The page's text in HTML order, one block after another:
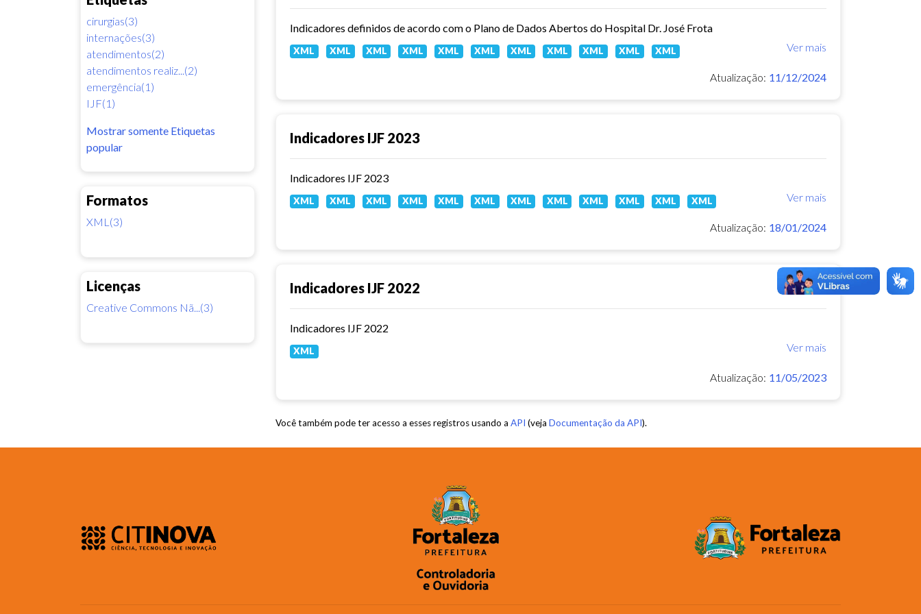
cirurgias(3)
internações(3)
atendimentos(2)
atendimentos realiz...(2)
emergência(1)
IJF(1)
Mostrar somente Etiquetas
popular
Formatos
XML(3)
Licenças
Creative Commons Nã...(3)
Indicadores definidos de acordo com o Plano de Dados Abertos do Hospital Dr. José Frota
Ver mais
XML XML XML XML XML XML XML XML XML XML XML
Atualização: 11/12/2024
Indicadores IJF 2023
Indicadores IJF 2023
Ver mais
XML XML XML XML XML XML XML XML XML XML XML XML
Atualização: 18/01/2024
Indicadores IJF 2022
Indicadores IJF 2022
Ver mais
XML
Atualização: 11/05/2023
Você também pode ter acesso a esses registros usando a API (veja Documentação da API).